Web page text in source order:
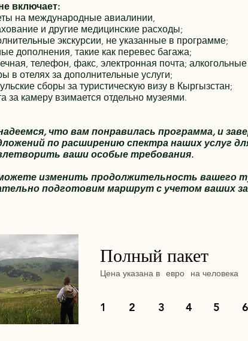
включает:
на международные авиалинии,
и другие медицинские расходы;
экскурсии, не указанные в программе;
дополнения, такие как перевес багажа;
телефон, факс, электронная почта;
в отелях за дополнительные услуги;
сборы за туристическую визу в Кыргызстан;
за камеру взимается отдельно музеями.
что вам понравилась программа, и
по расширению спектра наших услуг
ваши особые требования.
изменить продолжительность вашего
подготовим маршрут с учетом ваших
Полный пакет
Цена указана в евро на человека
1 2 3 4 5 6